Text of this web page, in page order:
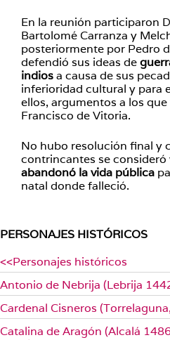
En la reunión participaron
Bartolomé Carranza y
posteriormente por Pedro
defendió sus ideas de
indiosa causa de sus
inferioridad cultural y para
ellos, argumentos a los
Francisco de Vitoria.
No hubo resolución final y
contrincantes se consideró
abandonó la vida pública
natal donde falleció.
PERSONAJES HISTÓRICOS
<<Personajes históricos
Antonio de Nebrija (Lebrija
Cardenal Cisneros
Catalina de Aragón (Alcalá